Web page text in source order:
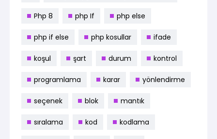
Php 8 php If php else
php if else php kosullar ifade
koşul şart durum kontrol
programlama karar yönlendirme
seçenek blok mantık
sıralama kod kodlama